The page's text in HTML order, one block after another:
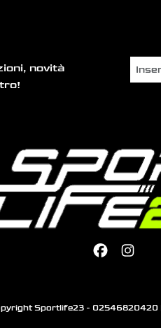
novità
Sportlife23 - 02546820420